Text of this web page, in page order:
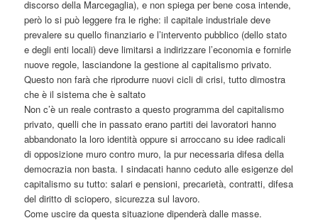
discorso della Marcegaglia), e non spiega per bene cosa intende,
però lo si può leggere fra le righe: il capitale industriale deve
prevalere su quello finanziario e l’intervento pubblico (dello stato
e degli enti locali) deve limitarsi a indirizzare l’economia e fornirle
nuove regole, lasciandone la gestione al capitalismo privato.
Questo non farà che riprodurre nuovi cicli di crisi, tutto dimostra
che è il sistema che è saltato
Non c’è un reale contrasto a questo programma del capitalismo
privato, quelli che in passato erano partiti dei lavoratori hanno
abbandonato la loro identità oppure si arroccano su idee radicali
di opposizione muro contro muro, la pur necessaria difesa della
democrazia non basta. I sindacati hanno ceduto alle esigenze del
capitalismo su tutto: salari e pensioni, precarietà, contratti, difesa
del diritto di sciopero, sicurezza sul lavoro.
Come uscire da questa situazione dipenderà dalle masse.